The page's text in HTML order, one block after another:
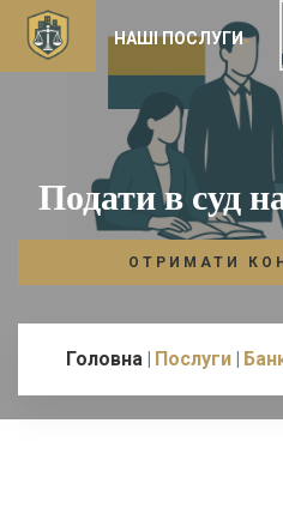
НАШІ ПОСЛУГИ
Подати в суд
ОТРИМАТИ
Головна Послуги